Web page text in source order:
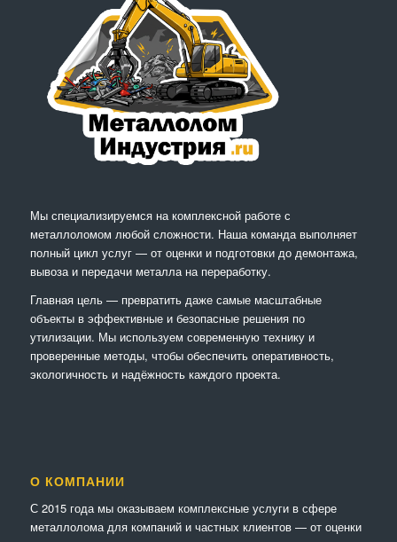
Мы специализируемся на комплексной работе с
металлоломом любой сложности. Наша команда выполняет
полный цикл услуг — от оценки и подготовки до демонтажа,
вывоза и передачи металла на переработку.
Главная цель — превратить даже самые масштабные
объекты в эффективные и безопасные решения по
утилизации. Мы используем современную технику и
проверенные методы, чтобы обеспечить оперативность,
экологичность и надёжность каждого проекта.
О КОМПАНИИ
С 2015 года мы оказываем комплексные услуги в сфере
металлолома для компаний и частных клиентов — от оценки